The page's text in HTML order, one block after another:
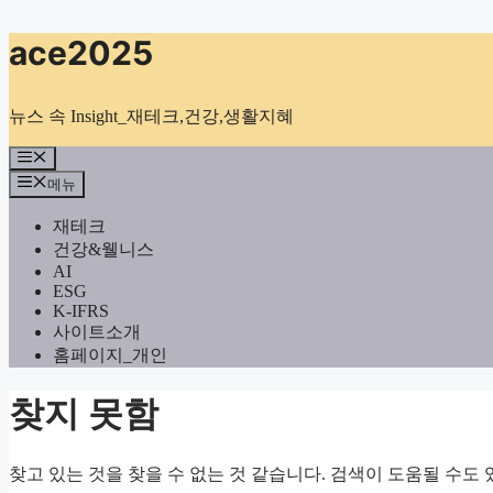
컨
텐
로
너
뛰
기
ace2025
뉴스 속 Insight_재테크,건강,생활지혜
메
뉴
메뉴
재테크
건강&웰니스
AI
ESG
K-IFRS
사이트소개
홈페이지_개인
찾지 못함
찾고 있는 것을 찾을 수 없는 것 같습니다. 검색이 도움될 수도